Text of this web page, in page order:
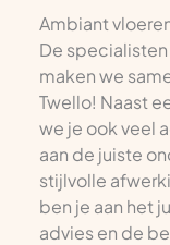
Ambiant
De specialisten
maken we
Twello! Naast
we je ook veel
aan de juiste
stijlvolle
ben je aan het
advies en de